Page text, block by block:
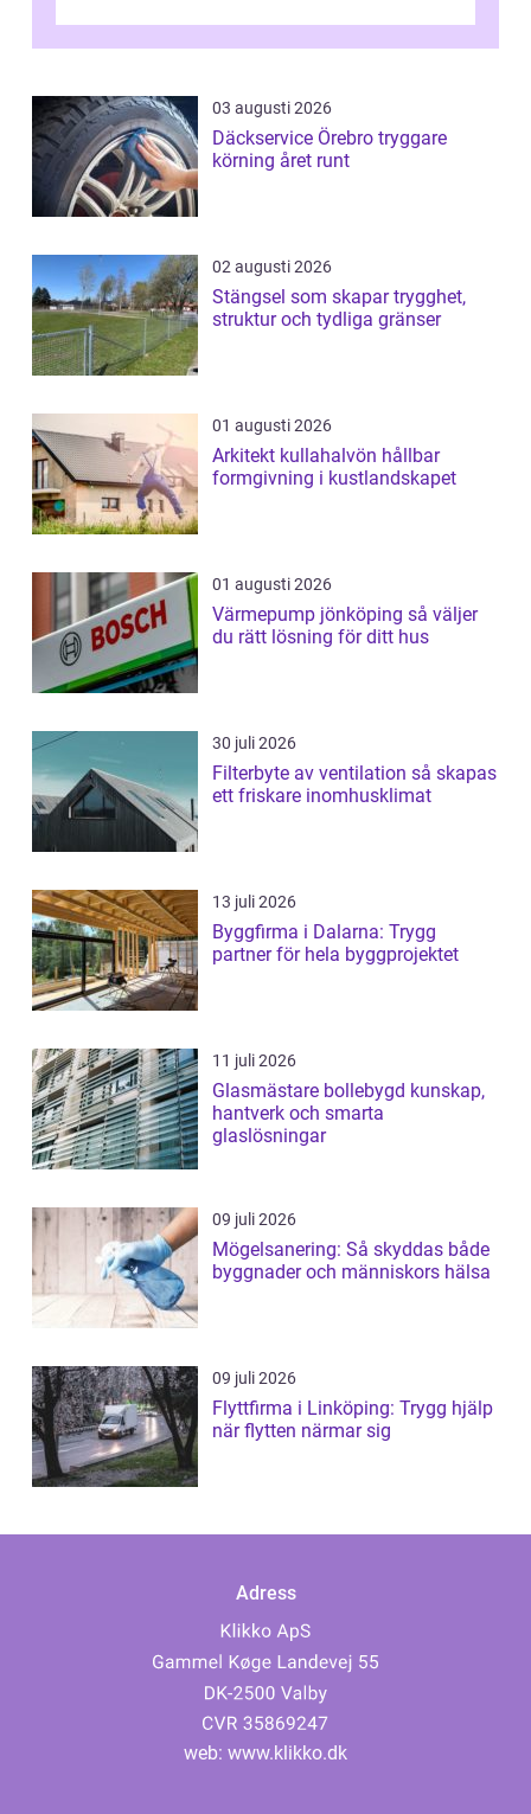
03 augusti 2026
Däckservice Örebro tryggare
körning året runt
02 augusti 2026
Stängsel som skapar trygghet,
struktur och tydliga gränser
01 augusti 2026
Arkitekt kullahalvön hållbar
formgivning i kustlandskapet
01 augusti 2026
Värmepump jönköping så väljer
du rätt lösning för ditt hus
30 juli 2026
Filterbyte av ventilation så skapas
ett friskare inomhusklimat
13 juli 2026
Byggfirma i Dalarna: Trygg
partner för hela byggprojektet
11 juli 2026
Glasmästare bollebygd kunskap,
hantverk och smarta
glaslösningar
09 juli 2026
Mögelsanering: Så skyddas både
byggnader och människors hälsa
09 juli 2026
Flyttfirma i Linköping: Trygg hjälp
när flytten närmar sig
Adress
web: www.klikko.dk